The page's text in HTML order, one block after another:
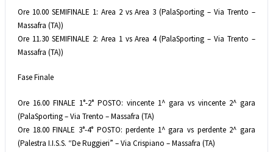
Ore 10.00 SEMIFINALE 1: Area 2 vs Area 3 (PalaSporting – Via Trento –
Massafra (TA))
Ore 11.30 SEMIFINALE 2: Area 1 vs Area 4 (PalaSporting – Via Trento –
Massafra (TA))
Fase Finale
Ore 16.00 FINALE 1°-2° POSTO: vincente 1^ gara vs vincente 2^ gara
(PalaSporting – Via Trento – Massafra (TA)
Ore 18.00 FINALE 3°-4° POSTO: perdente 1^ gara vs perdente 2^ gara
(Palestra I.I.S.S. “De Ruggieri” – Via Crispiano – Massafra (TA)